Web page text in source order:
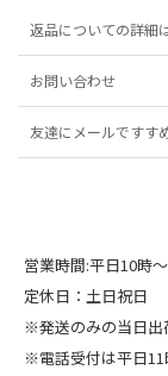
返品についての詳細
お問い合わせ
友達にメールですす
営業時間:平日10時
定休日：土日祝日
※発送のみの当日出
※電話受付は平日11